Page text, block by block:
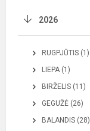
2026
RUGPJŪTIS (1)
LIEPA (1)
BIRŽELIS (11)
GEGUŽĖ (26)
BALANDIS (28)